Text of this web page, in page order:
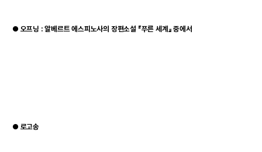
● 오프닝 : 알베르트 에스피노사의 장편소설 『푸른 세계』 중에서
● 로고송